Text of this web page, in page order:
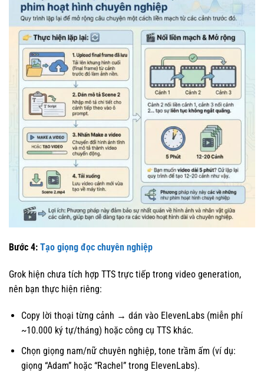
Bước 4: Tạo giọng đọc chuyên nghiệp
Grok hiện chưa tích hợp TTS trực tiếp trong video generation,
nên bạn thực hiện riêng:
Copy lời thoại từng cảnh → dán vào ElevenLabs (miễn phí
~10.000 ký tự/tháng) hoặc công cụ TTS khác.
Chọn giọng nam/nữ chuyên nghiệp, tone trầm ấm (ví dụ:
giọng “Adam” hoặc “Rachel” trong ElevenLabs).